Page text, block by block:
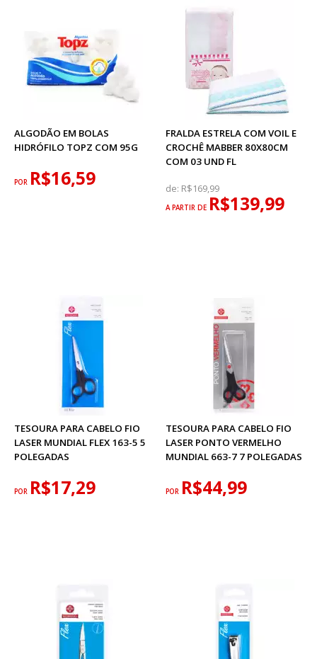
ALGODÃO EM BOLAS
HIDRÓFILO TOPZ COM 95G
POR R$16,59
FRALDA ESTRELA COM VOIL E
CROCHÊ MABBER 80X80CM
COM 03 UND FL
de: R$169,99
A PARTIR DE R$139,99
TESOURA PARA CABELO FIO
LASER MUNDIAL FLEX 163-5 5
POLEGADAS
POR R$17,29
TESOURA PARA CABELO FIO
LASER PONTO VERMELHO
MUNDIAL 663-7 7 POLEGADAS
POR R$44,99